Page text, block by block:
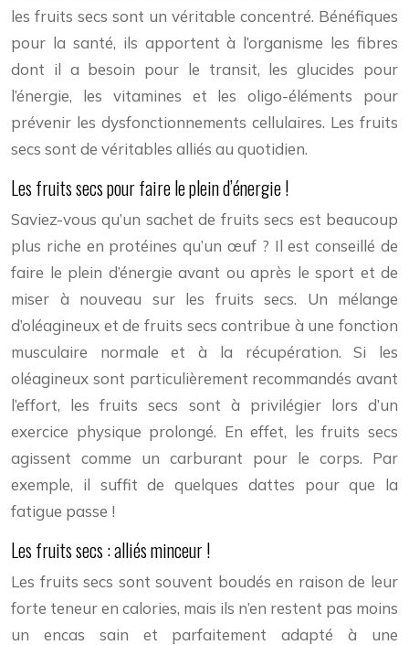
les fruits secs sont un véritable concentré. Bénéfiques
pour la santé, ils apportent à l’organisme les fibres
dont il a besoin pour le transit, les glucides pour
l’énergie, les vitamines et les oligo-éléments pour
prévenir les dysfonctionnements cellulaires. Les fruits
secs sont de véritables alliés au quotidien.
Les fruits secs pour faire le plein d’énergie !
Saviez-vous qu’un sachet de fruits secs est beaucoup
plus riche en protéines qu’un œuf ? Il est conseillé de
faire le plein d’énergie avant ou après le sport et de
miser à nouveau sur les fruits secs. Un mélange
d’oléagineux et de fruits secs contribue à une fonction
musculaire normale et à la récupération. Si les
oléagineux sont particulièrement recommandés avant
l’effort, les fruits secs sont à privilégier lors d’un
exercice physique prolongé. En effet, les fruits secs
agissent comme un carburant pour le corps. Par
exemple, il suffit de quelques dattes pour que la
fatigue passe !
Les fruits secs : alliés minceur !
Les fruits secs sont souvent boudés en raison de leur
forte teneur en calories, mais ils n’en restent pas moins
un encas sain et parfaitement adapté à une